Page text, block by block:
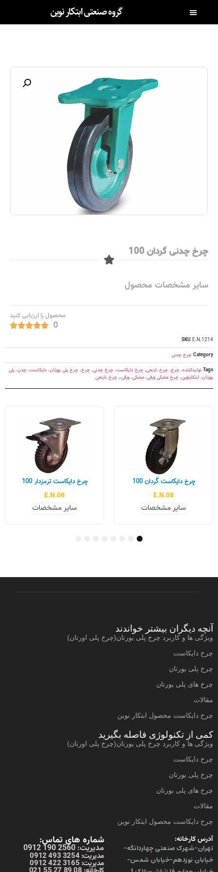
گروه صنعتی ابتکار نوین
چرخ چدنی گردان 100
سایر مشخصات محصول
محصول را ارزیابی کنید
0





SKU E.N.1214
Category چرخ چدنی
Tags تولیدکننده، چرخ، چرخ نارنجی, چرخ دایکاست، چرخ چدنی، چرخ، چرخ پلی یورتان، دایکاست، چدن، پلی
یورتان، ابتکارنوین، چرخ مشکی ورفی، مشکی، ورقی،, چرخ نارنجی
چرخ دایکاست گردان 100
E.N.08
سایر مشخصات
چرخ دایکاست ترمزدار 100
E.N.06
سایر مشخصات
آنچه دیگران بیشتر خواندند
ویژگی ها و کاربرد چرخ پلی یورتان(چرخ پلی اورتان)
چرخ دایکاست
چرخ پلی یورتان
چرخ های پلی یورتان
مقالات
چرخ دایکاست محصول ابتکار نوین
کمی از تکنولوژی فاصله بگیرید
ویژگی ها و کاربرد چرخ پلی یورتان(چرخ پلی اورتان)
چرخ دایکاست
چرخ پلی یورتان
چرخ های پلی یورتان
مقالات
چرخ دایکاست محصول ابتکار نوین
آدرس کارخانه:
تهران-شهرک صنعتی چهاردانگه-
خیابان نوزدهم-خیابان شمس-
شماره های تماس:
مدیریت: 2560 190 0912
مدیریت: 3254 493 0912
مدیریت: 3165 422 0912